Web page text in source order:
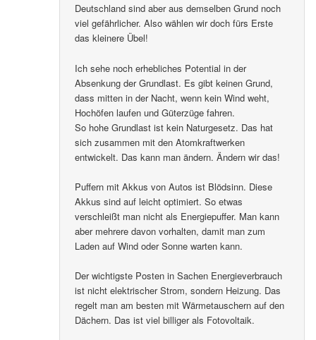
Deutschland sind aber aus demselben Grund noch
viel gefährlicher. Also wählen wir doch fürs Erste
das kleinere Übel!
Ich sehe noch erhebliches Potential in der
Absenkung der Grundlast. Es gibt keinen Grund,
dass mitten in der Nacht, wenn kein Wind weht,
Hochöfen laufen und Güterzüge fahren.
So hohe Grundlast ist kein Naturgesetz. Das hat
sich zusammen mit den Atomkraftwerken
entwickelt. Das kann man ändern. Ändern wir das!
Puffern mit Akkus von Autos ist Blödsinn. Diese
Akkus sind auf leicht optimiert. So etwas
verschleißt man nicht als Energiepuffer. Man kann
aber mehrere davon vorhalten, damit man zum
Laden auf Wind oder Sonne warten kann.
Der wichtigste Posten in Sachen Energieverbrauch
ist nicht elektrischer Strom, sondern Heizung. Das
regelt man am besten mit Wärmetauschern auf den
Dächern. Das ist viel billiger als Fotovoltaik.